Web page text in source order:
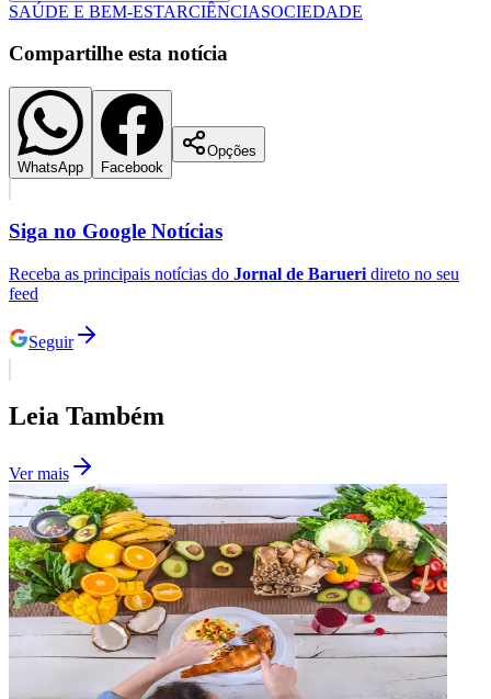
Vasco
SAÚDE E BEM-ESTARCIÊNCIASOCIEDADE
Compartilhe esta notícia
WhatsApp Facebook
Opções
Siga no Google Notícias
Receba as principais notícias do Jornal de Barueri direto no seu
feed
Seguir
Leia Também
Ver mais